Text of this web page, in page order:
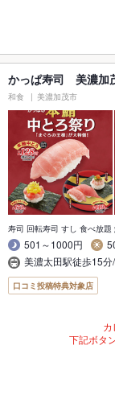
かっぱ寿司 美濃加
和食 美濃加茂市
寿司 回転寿司 すし 食べ放題
501～1000円
美濃太田駅徒歩15
口コミ投稿特典対象店
下記ボタ